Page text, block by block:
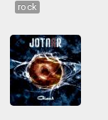
rock